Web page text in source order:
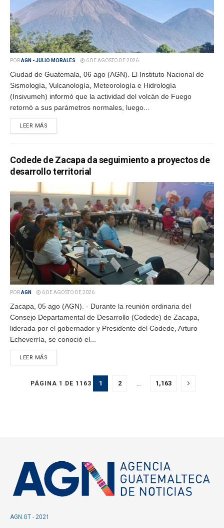
PORAGN - JULIO MORALES 6 DE AGOSTO DE 2026
Ciudad de Guatemala, 06 ago (AGN). El Instituto Nacional de
Sismología, Vulcanología, Meteorología e Hidrología
(Insivumeh) informó que la actividad del volcán de Fuego
retornó a sus parámetros normales, luego...
LEER MÁS
Codede de Zacapa da seguimiento a proyectos de
desarrollo territorial
PORAGN 6 DE AGOSTO DE 2026
Zacapa, 05 ago (AGN). - Durante la reunión ordinaria del
Consejo Departamental de Desarrollo (Codede) de Zacapa,
liderada por el gobernador y Presidente del Codede, Arturo
Echeverría, se conoció el...
LEER MÁS
PÁGINA 1 DE 1163 1 2 … 1,163
AGN.GT - 2021